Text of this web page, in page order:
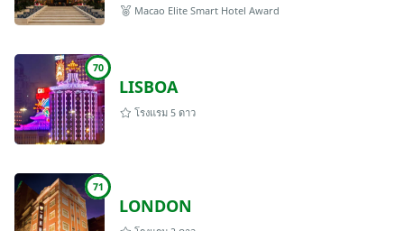
Macao Elite Smart Hotel Award
70
LISBOA
โรงแรม 5 ดาว
71
LONDON